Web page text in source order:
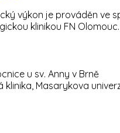
výkon je prováděn ve
klinikou FN Olomouc.
u sv. Anny v Brně
klinika, Masarykova